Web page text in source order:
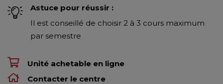
Astuce pour réussir :
Il est conseillé de choisir 2 à 3 cours maximum
par semestre
Unité achetable en ligne
Contacter le centre